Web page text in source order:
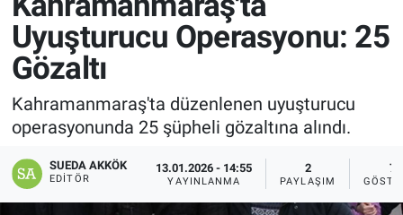
Uyuşturucu Operasyonu: 25
Gözaltı
Kahramanmaraş'ta düzenlenen uyuşturucu
operasyonunda 25 şüpheli gözaltına alındı.
SUEDA AKKÖK
EDITÖR
13.01.2026 - 14:55
YAYINLANMA
2
PAYLAŞIM
7
KADIN AİLE
SPOR
DÜNYA
Süper Lig Puan Durumu ve Fikstür
Tüm Manşetler
Son Dakika Haberleri